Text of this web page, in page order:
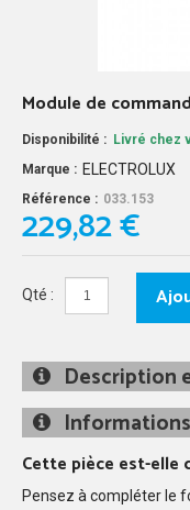
Module de
Disponibilité :
Livré chez
Marque : ELECTROLUX
Référence : 033.153
229,82 €
Qté :
Description
Cette pièce est-elle
Pensez à compléter le